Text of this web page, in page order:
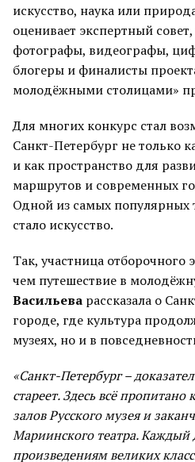
искусство, наука или
оценивает экспертный
фотографы, видеографы,
блогеры и финалисты
молодёжными столицами»
Для многих конкурс стал
Санкт-Петербург не только
и как пространство для
маршрутов и современных
Одной из самых популярных
стало искусство.
Так, участница отборочного
чем путешествие в
Васильева рассказала о
городе, где культура
музеях, но и в
«Санкт-Петербург –
стареет. Здесь всё пропитано
залов Русского музея и
Мариинского театра. Каждый
произведениям великих